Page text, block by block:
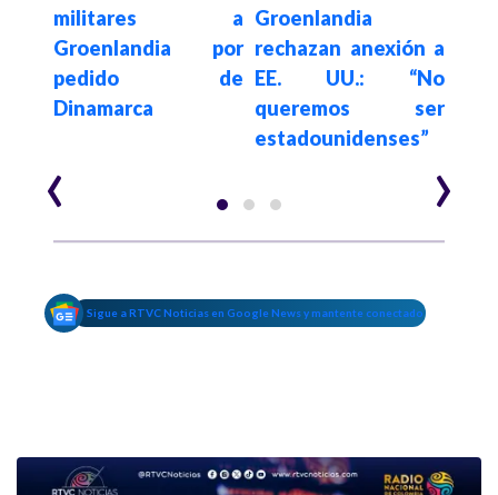
militares a
Groenlandia por
pedido de
Dinamarca
Groenlandia
rechazan anexión a
EE. UU.: “No
queremos ser
estadounidenses”
‹ ›
Sigue a RTVC Noticias en Google News y mantente conectado